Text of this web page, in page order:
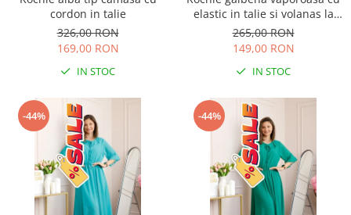
cordon in talie
326,00 RON
169,00 RON
IN STOC
elastic in talie si volanas la
decolteu Allegra
265,00 RON
149,00 RON
IN STOC
-44% -44%